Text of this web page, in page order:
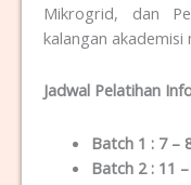
Mikrogrid, dan
kalangan akademisi
Jadwal Pelatihan
Batch 1 : 7 –
Batch 2 : 11